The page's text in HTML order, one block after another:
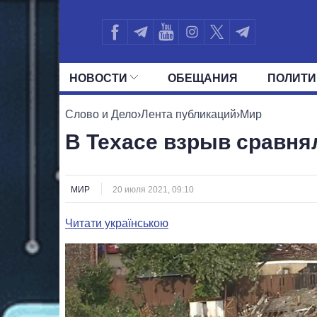
НОВОСТИ ОБЕЩАНИЯ
ВСЕ ПОЛИТИКИ ПРЕЗИДЕНТ И
Слово и Дело›Лента публикаций›Мир
В Техасе взрыв
МИР 20 июля 2021, 09:10
Читати українською